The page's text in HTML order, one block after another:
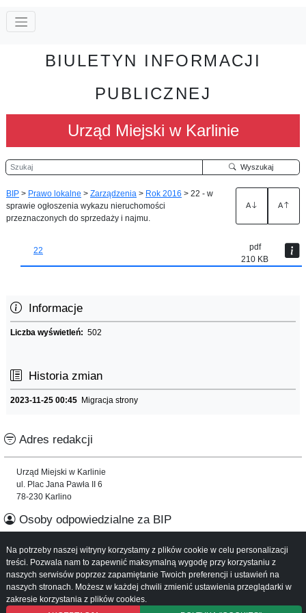
BIULETYN INFORMACJI
PUBLICZNEJ
Urząd Miejski w Karlinie
Szukaj Wyszukaj
BIP > Prawo lokalne > Zarządzenia > Rok 2016 > 22 - w
sprawie ogłoszenia wykazu nieruchomości
przeznaczonych do sprzedaży i najmu.
A A
22
pdf
210 KB
Informacje
Liczba wyświetleń: 502
Historia zmian
2023-11-25 00:45 Migracja strony
Adres redakcji
Urząd Miejski w Karlinie
ul. Plac Jana Pawła II 6
78-230 Karlino
Osoby odpowiedzialne za BIP
Informacje o serwisie
Mapa serwisu
Instrukcja obsługi
Na potrzeby naszej witryny korzystamy z plików cookie w celu personalizacji
treści. Pozwala nam to zapewnić maksymalną wygodę przy korzystaniu z
naszych serwisów poprzez zapamiętanie Twoich preferencji i ustawień na
naszych stronach. Możesz w każdej chwili zmienić ustawienia przeglądarki w
zakresie korzystania z plików cookies.